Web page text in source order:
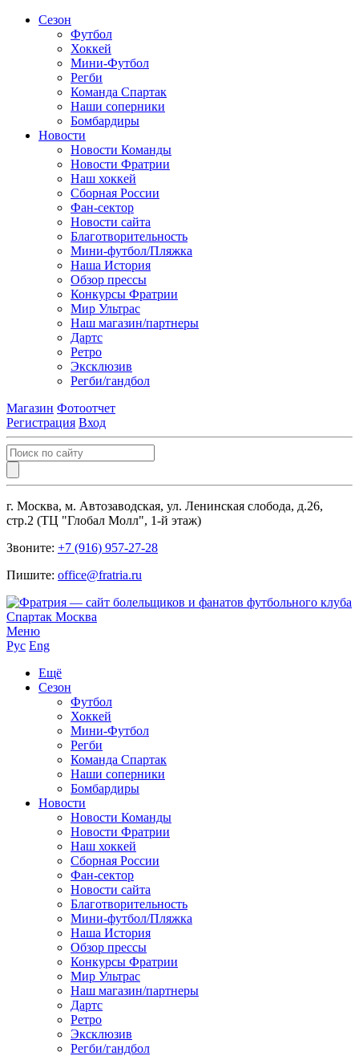
Сезон
Футбол
Хоккей
Мини-Футбол
Регби
Команда Спартак
Наши соперники
Бомбардиры
Новости
Новости Команды
Новости Фратрии
Наш хоккей
Сборная России
Фан-cектор
Новости сайта
Благотворительность
Мини-футбол/Пляжка
Наша История
Обзор прессы
Конкурсы Фратрии
Мир Ультрас
Наш магазин/партнеры
Дартс
Ретро
Эксклюзив
Регби/гандбол
Магазин Фотоотчет
Регистрация Вход
г. Москва, м. Автозаводская, ул. Ленинская слобода, д.26,
стр.2 (ТЦ "Глобал Молл", 1-й этаж)
Звоните: +7 (916) 957-27-28
Пишите: office@fratria.ru
Меню
Рус Eng
Ещё
Сезон
Футбол
Хоккей
Мини-Футбол
Регби
Команда Спартак
Наши соперники
Бомбардиры
Новости
Новости Команды
Новости Фратрии
Наш хоккей
Сборная России
Фан-cектор
Новости сайта
Благотворительность
Мини-футбол/Пляжка
Наша История
Обзор прессы
Конкурсы Фратрии
Мир Ультрас
Наш магазин/партнеры
Дартс
Ретро
Эксклюзив
Регби/гандбол